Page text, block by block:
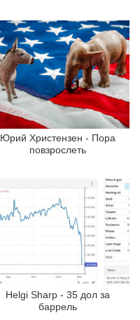
Юрий Христензен - Пора
повзрослеть
Helgi Sharp - 35 дол за
баррель